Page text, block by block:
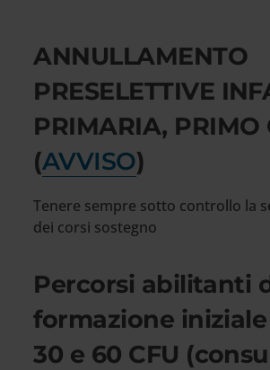
ANNULLAMENTO
PRESELETTIVE
PRIMARIA, PRIMO
(AVVISO)
Tenere sempre sotto controllo la
dei corsi sostegno
Percorsi abilitanti
formazione
30 e 60 CFU